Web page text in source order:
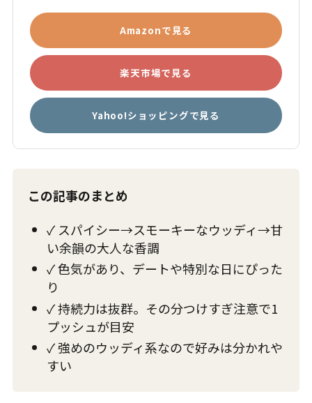
Amazonで見る
楽天市場で見る
Yahoo!ショッピングで見る
この記事のまとめ
✓ スパイシー→スモーキーなウッディ→甘
い余韻の大人な香調
✓ 色気があり、デートや特別な日にぴった
り
✓ 持続力は抜群。その分つけすぎ注意で1
プッシュが目安
✓ 強めのウッディ系なので好みは分かれや
すい